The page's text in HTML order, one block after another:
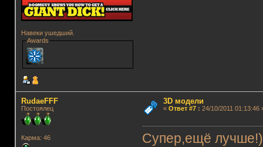
Навеки ушедший.
Awards
RudaeFFF
Постоялец
Карма: 46
3D модели
« Ответ #7: 24/10/2011 01:13:46
Супер,ещё